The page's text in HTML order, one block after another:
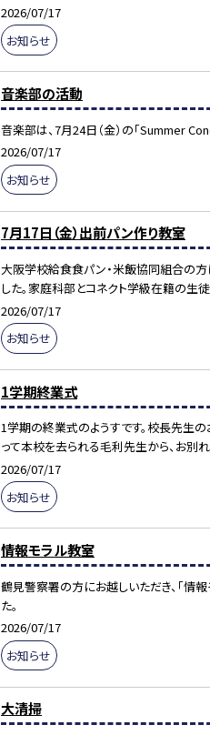
2026/07/17
お知らせ
音楽部の活動
音楽部は、7月24日（金）の「Summer
2026/07/17
お知らせ
7月17日（金）出前パン作り教室
大阪学校給食食パン・米飯協同組合の方
した。家庭科部とコネクト学級在籍の生
2026/07/17
お知らせ
1学期終業式
1学期の終業式のようすです。校長先生
って本校を去られる毛利先生から、お別
2026/07/17
お知らせ
情報モラル教室
鶴見警察署の方にお越しいただき、「情
た。
2026/07/17
お知らせ
大清掃